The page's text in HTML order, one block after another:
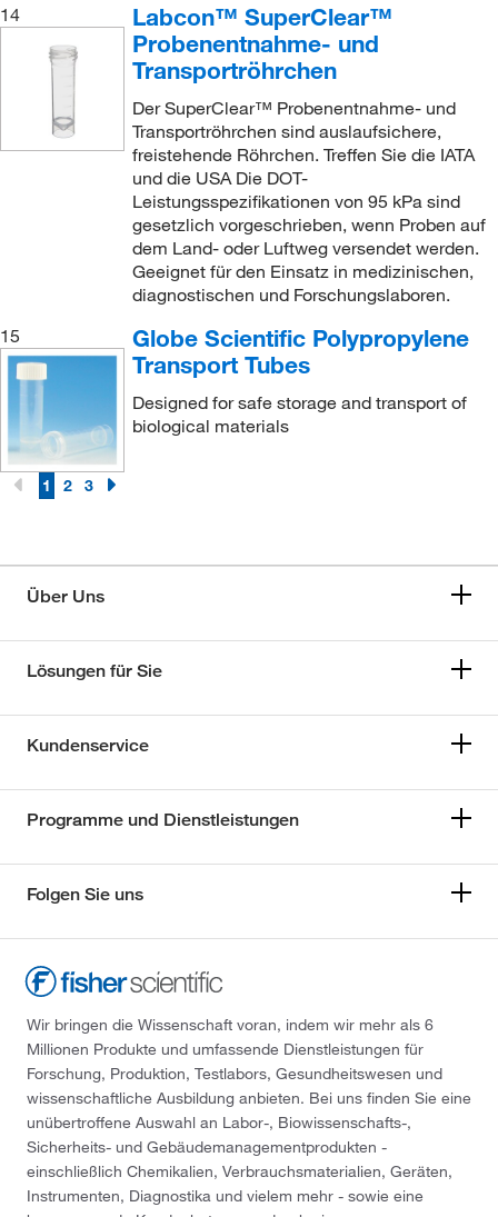
14
Labcon™ SuperClear™
Probenentnahme- und
Transportröhrchen
Der SuperClear™ Probenentnahme- und
Transportröhrchen sind auslaufsichere,
freistehende Röhrchen. Treffen Sie die IATA
und die USA Die DOT-
Leistungsspezifikationen von 95 kPa sind
gesetzlich vorgeschrieben, wenn Proben auf
dem Land- oder Luftweg versendet werden.
Geeignet für den Einsatz in medizinischen,
diagnostischen und Forschungslaboren.
15
Globe Scientific Polypropylene
Transport Tubes
Designed for safe storage and transport of
biological materials
1 2 3
Über Uns
Lösungen für Sie
Kundenservice
Programme und Dienstleistungen
Folgen Sie uns
Wir bringen die Wissenschaft voran, indem wir mehr als 6
Millionen Produkte und umfassende Dienstleistungen für
Forschung, Produktion, Testlabors, Gesundheitswesen und
wissenschaftliche Ausbildung anbieten. Bei uns finden Sie eine
unübertroffene Auswahl an Labor-, Biowissenschafts-,
Sicherheits- und Gebäudemanagementprodukten -
einschließlich Chemikalien, Verbrauchsmaterialien, Geräten,
Instrumenten, Diagnostika und vielem mehr - sowie eine